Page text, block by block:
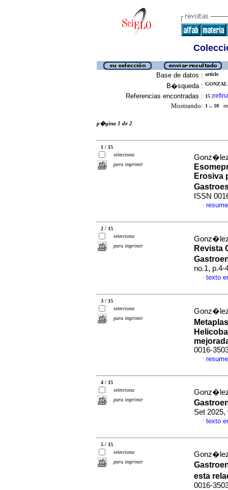
Base de datos : article
B�squeda :
Referencias encontradas : 15 [
Mostrando: 1 .. 10 en
p�gina 1 de 2
1 / 15
selecciona
para imprimir
Erosiva
ISSN
·
2 / 15
selecciona
para imprimir
Revista
no.1, p.4-
· texto
3 / 15
selecciona
para imprimir
0016-
·
4 / 15
selecciona
para imprimir
Set 2025,
· texto
5 / 15
selecciona
para imprimir
esta
0016-